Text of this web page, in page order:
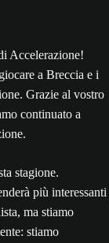
Accelerazione!
a Breccia e i
Grazie al vostro
continuato a
stagione.
più interessanti
ma stiamo
stiamo